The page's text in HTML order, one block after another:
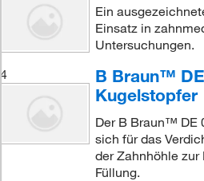
Ein
Einsatz in
Untersuchungen.
4
B Braun™
Kugelstopfer
Der B Braun™ DE
sich für das
der Zahnhöhle
Füllung.